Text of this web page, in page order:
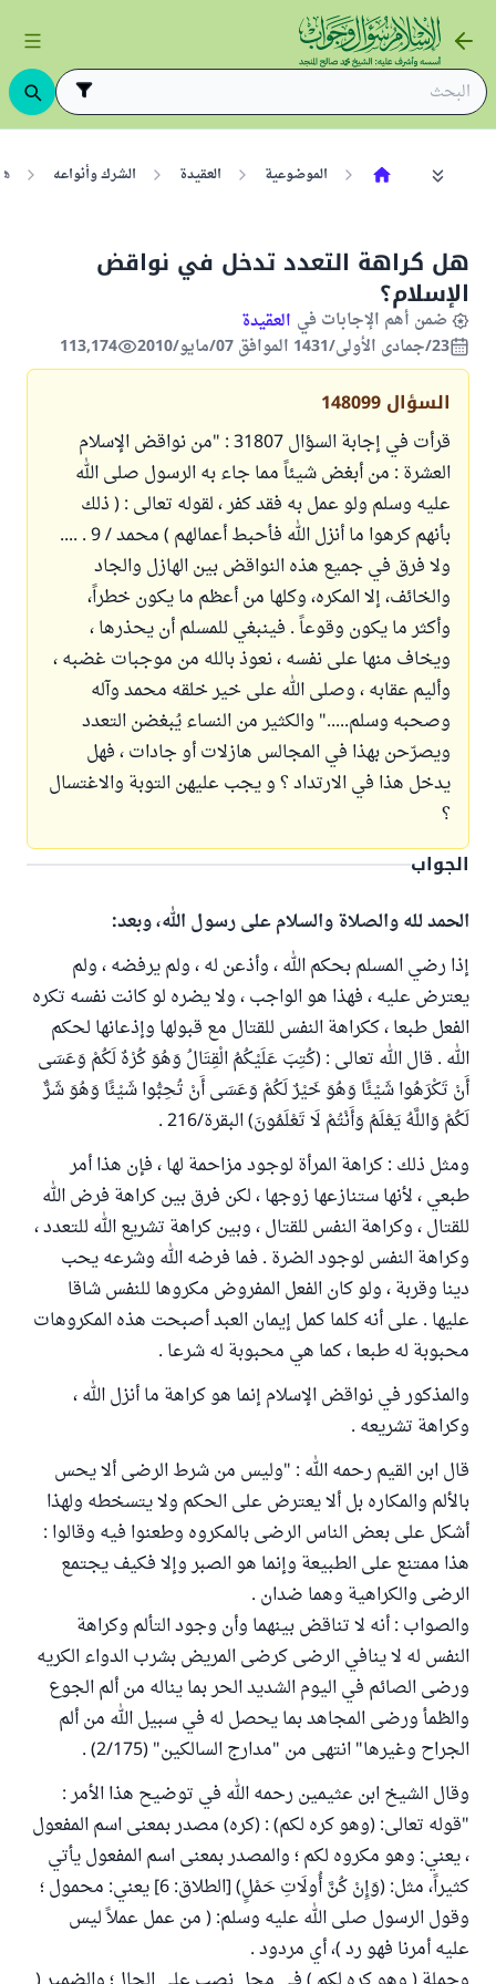
الموضوعية العقيدة الشرك وأنواعه
هل كراهة التعدد تدخل في نواقض
الإسلام؟
ضمن أهم الإجابات في العقيدة
23/جمادى الأولى/1431 الموافق 07/مايو/2010
113,174
السؤال 148099
قرأت في إجابة السؤال31807: "من نواقض الإسلام
العشرة : من أبغض شيئاً مما جاء به الرسول صلى الله
عليه وسلم ولو عمل به فقد كفر ، لقوله تعالى : ( ذلك
بأنهم كرهوا ما أنزل الله فأحبط أعمالهم ) محمد / 9 . ....
ولا فرق في جميع هذه النواقض بين الهازل والجاد
والخائف، إلا المكره، وكلها من أعظم ما يكون خطراً،
وأكثر ما يكون وقوعاً . فينبغي للمسلم أن يحذرها ،
ويخاف منها على نفسه ، نعوذ بالله من موجبات غضبه ،
وأليم عقابه ، وصلى الله على خير خلقه محمد وآله
وصحبه وسلم....." والكثير من النساء يُبغضن التعدد
ويصرّحن بهذا في المجالس هازلات أو جادات ، فهل
يدخل هذا في الارتداد ؟ و يجب عليهن التوبة والاغتسال
؟
الجواب
الحمد لله والصلاة والسلام على رسول الله، وبعد:
إذا رضي المسلم بحكم الله ، وأذعن له ، ولم يرفضه ، ولم
يعترض عليه ، فهذا هو الواجب ، ولا يضره لو كانت نفسه تكره
الفعل طبعا ، ككراهة النفس للقتال مع قبولها وإذعانها لحكم
الله . قال الله تعالى : (كُتِبَ عَلَيْكُمُ الْقِتَالُ وَهُوَ كُرْهٌ لَكُمْ وَعَسَى
أَنْ تَكْرَهُوا شَيْئًا وَهُوَ خَيْرٌ لَكُمْ وَعَسَى أَنْ تُحِبُّوا شَيْئًا وَهُوَ شَرٌّ
لَكُمْ وَاللَّهُ يَعْلَمُ وَأَنْتُمْ لَا تَعْلَمُونَ) البقرة/216 .
ومثل ذلك : كراهة المرأة لوجود مزاحمة لها ، فإن هذا أمر
طبعي ، لأنها ستنازعها زوجها ، لكن فرق بين كراهة فرض الله
للقتال ، وكراهة النفس للقتال ، وبين كراهة تشريع الله للتعدد ،
وكراهة النفس لوجود الضرة . فما فرضه الله وشرعه يحب
دينا وقربة ، ولو كان الفعل المفروض مكروها للنفس شاقا
عليها . على أنه كلما كمل إيمان العبد أصبحت هذه المكروهات
محبوبة له طبعا ، كما هي محبوبة له شرعا .
والمذكور في نواقض الإسلام إنما هو كراهة ما أنزل الله ،
وكراهة تشريعه .
قال ابن القيم رحمه الله : "وليس من شرط الرضى ألا يحس
بالألم والمكاره بل ألا يعترض على الحكم ولا يتسخطه ولهذا
أشكل على بعض الناس الرضى بالمكروه وطعنوا فيه وقالوا :
هذا ممتنع على الطبيعة وإنما هو الصبر وإلا فكيف يجتمع
الرضى والكراهية وهما ضدان .
والصواب : أنه لا تناقض بينهما وأن وجود التألم وكراهة
النفس له لا ينافي الرضى كرضى المريض بشرب الدواء الكريه
ورضى الصائم في اليوم الشديد الحر بما يناله من ألم الجوع
والظمأ ورضى المجاهد بما يحصل له في سبيل الله من ألم
الجراح وغيرها" انتهى من "مدارج السالكين" (2/175) .
وقال الشيخ ابن عثيمين رحمه الله في توضيح هذا الأمر :
"قوله تعالى: (وهو كره لكم) : (كره) مصدر بمعنى اسم المفعول
، يعني: وهو مكروه لكم ؛ والمصدر بمعنى اسم المفعول يأتي
كثيراً، مثل: (وَإِنْ كُنَّ أُولَاتِ حَمْلٍ) [الطلاق: 6] يعني: محمول ؛
وقول الرسول صلى الله عليه وسلم: ( من عمل عملاً ليس
عليه أمرنا فهو رد )، أي مردود .